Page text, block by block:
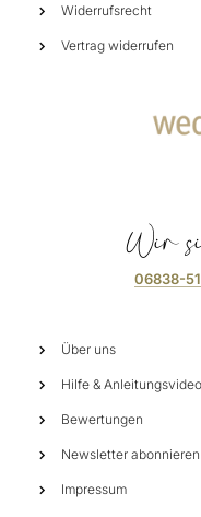
Widerrufsrecht
Vertrag widerrufen
Wir
06838-
Über uns
Hilfe &
Bewertungen
Newsletter abonnieren
Impressum